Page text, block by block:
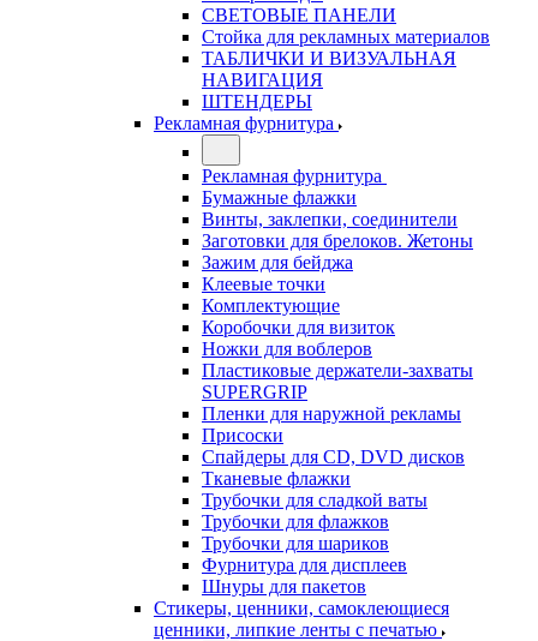
СВЕТОВЫЕ ПАНЕЛИ
Стойка для рекламных материалов
ТАБЛИЧКИ И ВИЗУАЛЬНАЯ
НАВИГАЦИЯ
ШТЕНДЕРЫ
Рекламная фурнитура
Рекламная фурнитура
Бумажные флажки
Винты, заклепки, соединители
Заготовки для брелоков. Жетоны
Зажим для бейджа
Клеевые точки
Комплектующие
Коробочки для визиток
Ножки для воблеров
Пластиковые держатели-захваты
SUPERGRIP
Пленки для наружной рекламы
Присоски
Спайдеры для CD, DVD дисков
Тканевые флажки
Трубочки для сладкой ваты
Трубочки для флажков
Трубочки для шариков
Фурнитура для дисплеев
Шнуры для пакетов
Стикеры, ценники, самоклеющиеся
ценники, липкие ленты с печатью